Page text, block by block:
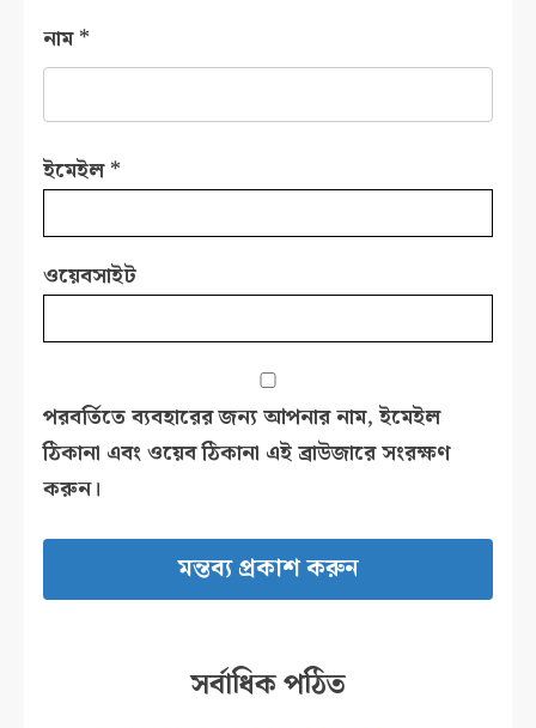
নাম*
ইমেইল*
ওয়েবসাইট
পরবর্তিতে ব্যবহারের জন্য আপনার নাম, ইমেইল
ঠিকানা এবং ওয়েব ঠিকানা এই ব্রাউজারে সংরক্ষণ
করুন।
সর্বাধিক পঠিত